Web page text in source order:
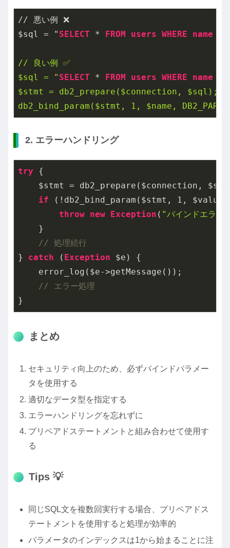
// 悪い例 ❌
$sql = " SELECT * FROM users WHERE name
// 良い例 ✅
$sql = " SELECT * FROM users WHERE name
$stmt = db2_prepare($connection, $sql);
db2_bind_param($stmt, 1, $name,
2. エラーハンドリング
try {
$stmt = db2_prepare($connection,
if (!db2_bind_param($stmt, 1 , $value,
throw new Exception ( "バインドエラー"
    }
// 処理続行
} catch ( Exception $e) {
    error_log($e->getMessage());
// エラー処理
}
まとめ
セキュリティ向上のため、必ずバインドパラメー
タを使用する
適切なデータ型を指定する
エラーハンドリングを忘れずに
プリペアドステートメントと組み合わせて使用す
る
Tips 💡
同じSQL文を複数回実行する場合、プリペアドス
テートメントを使用すると処理が効率的
パラメータのインデックスは1から始まることに注